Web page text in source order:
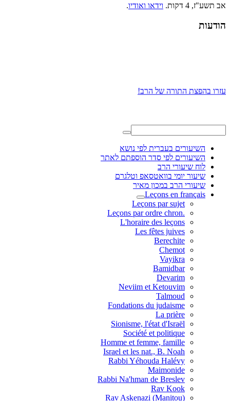
אב תשע"ז, 4 דקות. וידאו ואודיו.
הודעות
עזרו בהפצת התורה של הרב!
השיעורים בעברית לפי נושא
השיעורים לפי סדר הוספתם לאתר
לוח שיעורי הרב
שיעור יומי בוואטסאפ וטלגרם
שיעורי הרב במכון מאיר
Leçons en français
Leçons par sujet
.Leçons par ordre chron
L'horaire des leçons
Les fêtes juives
Berechite
Chemot
Vayikra
Bamidbar
Devarim
Neviim et Ketouvim
Talmoud
Fondations du judaisme
La prière
Sionisme, l'état d'Israël
Société et politique
Homme et femme, famille
Israel et les nat., B. Noah
Rabbi Yéhouda Halévy
Maimonide
Rabbi Na'hman de Breslev
Rav Kook
(Rav Askenazi (Manitou